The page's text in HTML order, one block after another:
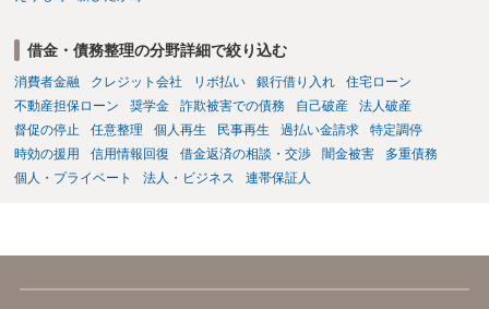
借金・債務整理の分野詳細で絞り込む
消費者金融 クレジット会社 リボ払い 銀行借り入れ
住宅ローン
不動産担保ローン
奨学金 詐欺被害での債務 自己破産
法人破産
督促の停止
任意整理 個人再生 民事再生 過払い金請求
特定調停
時効の援用
信用情報回復 借金返済の相談・交渉 闇金被害
多重債務
個人・プライベート
法人・ビジネス 連帯保証人